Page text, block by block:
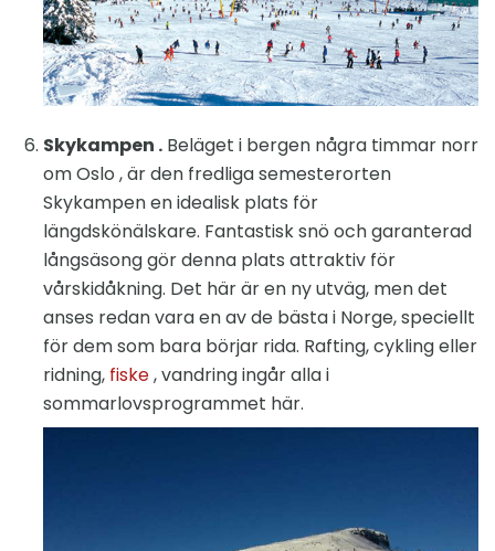
Skykampen . Beläget i bergen några timmar norr
om Oslo , är den fredliga semesterorten
Skykampen en idealisk plats för
längdskönälskare. Fantastisk snö och garanterad
långsäsong gör denna plats attraktiv för
vårskidåkning. Det här är en ny utväg, men det
anses redan vara en av de bästa i Norge, speciellt
för dem som bara börjar rida. Rafting, cykling eller
ridning, fiske, vandring ingår alla i
sommarlovsprogrammet här.